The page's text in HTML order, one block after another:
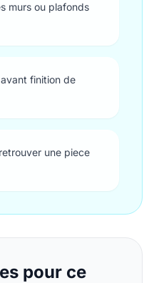
murs ou plafonds
finition de
une piece
pour ce